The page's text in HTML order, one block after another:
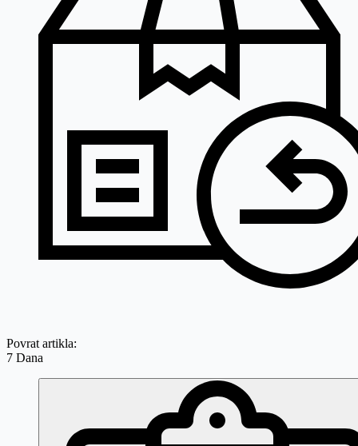
Povrat artikla:
7 Dana